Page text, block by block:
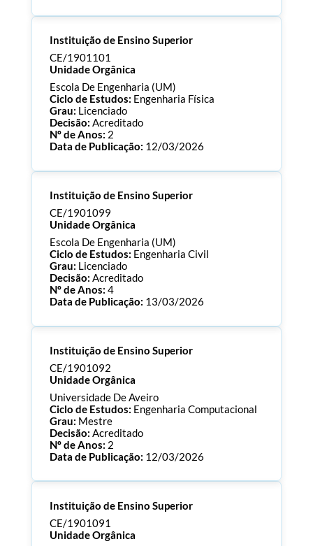
ECTS:120.0
Consultar Documentos
Instituição de Ensino Superior
CE/1901101
Unidade Orgânica
Escola De Engenharia (UM)
Ciclo de Estudos: Engenharia Física
Grau: Licenciado
Decisão: Acreditado
Nº de Anos: 2
Data de Publicação: 12/03/2026
ECTS:180.0
Consultar Documentos
Instituição de Ensino Superior
CE/1901099
Unidade Orgânica
Escola De Engenharia (UM)
Ciclo de Estudos: Engenharia Civil
Grau: Licenciado
Decisão: Acreditado
Nº de Anos: 4
Data de Publicação: 13/03/2026
ECTS:180.0
Consultar Documentos
Instituição de Ensino Superior
CE/1901092
Unidade Orgânica
Universidade De Aveiro
Ciclo de Estudos: Engenharia Computacional
Grau: Mestre
Decisão: Acreditado
Nº de Anos: 2
Data de Publicação: 12/03/2026
ECTS:120.0
Consultar Documentos
Instituição de Ensino Superior
CE/1901091
Unidade Orgânica